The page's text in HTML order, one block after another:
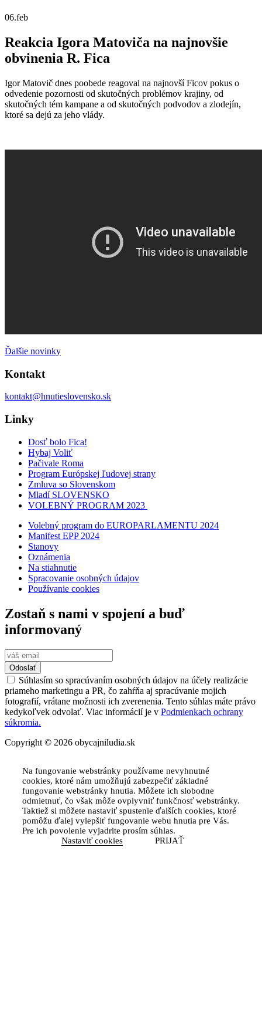
06.feb
Reakcia Igora Matoviča na najnovšie
obvinenia R. Fica
Igor Matovič dnes poobede reagoval na najnovší Ficov pokus o
odvedenie pozornosti od skutočných problémov krajiny, od
skutočných tém kampane a od skutočných podvodov a zlodejín,
ktoré sa dejú za jeho vlády.
Ďalšie novinky
Kontakt
kontakt@hnutieslovensko.sk
Linky
Dosť bolo Fica!
Hybaj Voliť
Pačivale Roma
Program Európskej ľudovej strany
Zmluva so Slovenskom
Mladí SLOVENSKO
VOLEBNÝ PROGRAM 2023
Volebný program do EUROPARLAMENTU 2024
Manifest EPP 2024
Stanovy
Oznámenia
Na stiahnutie
Spracovanie osobných údajov
Používanie cookies
Zostaň s nami v spojení a buď
informovaný
Odoslať
Súhlasím so spracúvaním osobných údajov na účely realizácie
priameho marketingu a PR, čo zahŕňa aj spracúvanie mojich
fotografií, vrátane možnosti ich zverenenia. Tento súhlas máte právo
kedykoľvek odvolať. Viac informácií je v Podmienkach ochrany
súkromia.
Copyright © 2026 obycajniludia.sk
Na fungovanie webstránky používame nevyhnutné
cookies, ktoré nám umožňujú zabezpečiť základné
fungovanie webstránky hnutia. Môžete ich slobodne
odmietnuť, čo však môže ovplyvniť funkčnosť webstránky.
Taktiež si môžete nastaviť spustenie ďalších cookies, ktoré
pomôžu ďalej vylepšiť fungovanie webu hnutia pre Vás.
Pre ich povolenie vyjadrite prosím súhlas.
Nastaviť cookies
PRIJAŤ